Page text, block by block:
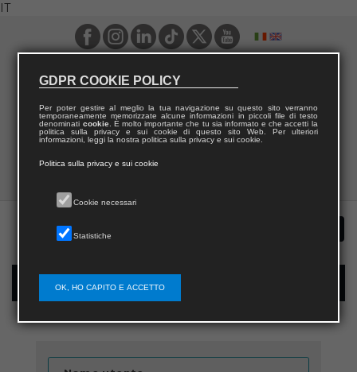
IT
Registrazione nuovo utente per acquisti sul sito
GDPR COOKIE POLICY
Per poter gestire al meglio la tua navigazione su questo sito verranno
temporaneamente memorizzate alcune informazioni in piccoli file di testo
denominati cookie. È molto importante che tu sia informato e che accetti la
politica sulla privacy e sui cookie di questo sito Web. Per ulteriori
informazioni, leggi la nostra politica sulla privacy e sui cookie.
Politica sulla privacy e sui cookie
Cookie necessari
Statistiche
OK, HO CAPITO E ACCETTO